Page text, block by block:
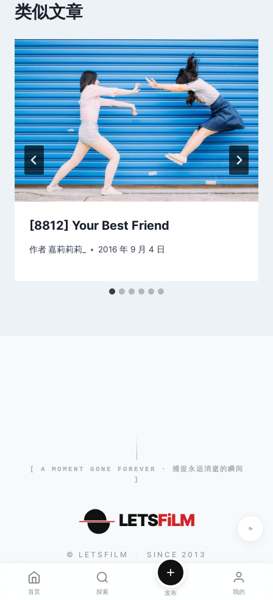
类似文章
[8812] Your Best Friend
作者嘉莉莉莉_ 2016 年 9 月 4 日
[ A MOMENT GONE FOREVER · 捕捉永远消逝的瞬间
]
LETSFiLM
© LETSFILM SINCE 2013
首页 探索 发布 我的